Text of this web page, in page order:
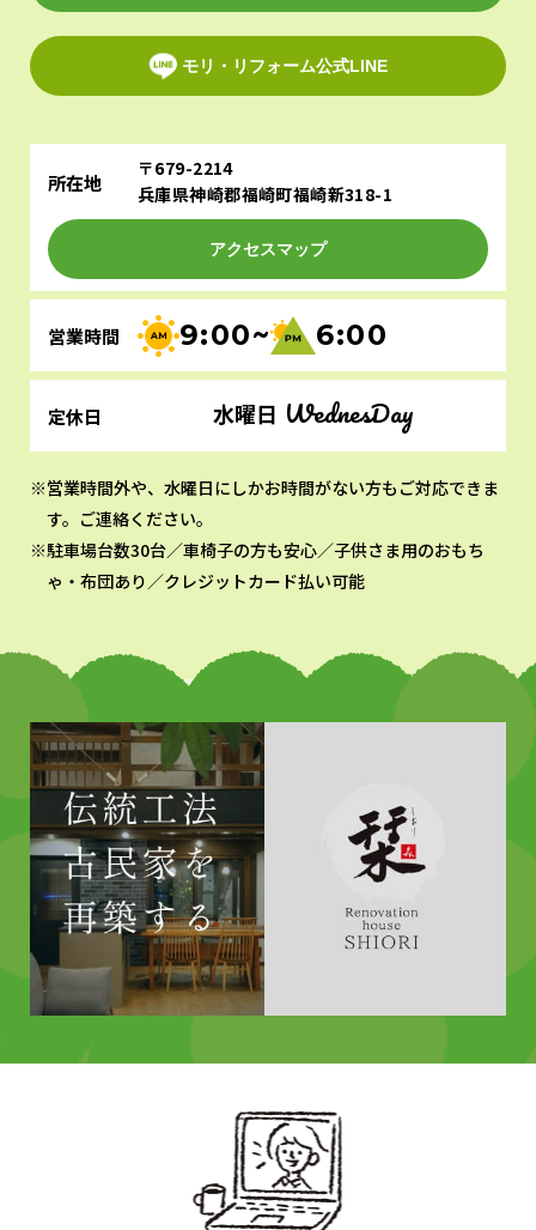
モリ・リフォーム公式LINE
所在地
〒679-2214
兵庫県神崎郡福崎町福崎新318-1
アクセスマップ
営業時間 9:00~ 6:00
定休日 水曜日 WednesDay
営業時間外や、水曜日にしかお時間がない方もご対応できま
す。ご連絡ください。
駐車場台数30台／車椅子の方も安心／子供さま用のおもち
ゃ・布団あり／クレジットカード払い可能